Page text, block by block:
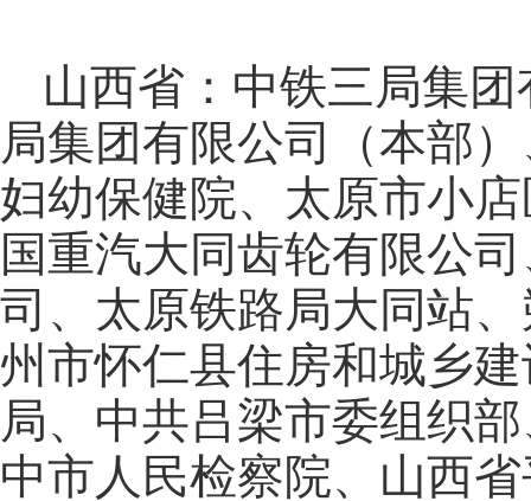
山西省：中铁三局集
局集团有限公司（本部
妇幼保健院、太原市小
国重汽大同齿轮有限公
司、太原铁路局大同站
州市怀仁县住房和城乡
局、中共吕梁市委组织
中市人民检察院、山西